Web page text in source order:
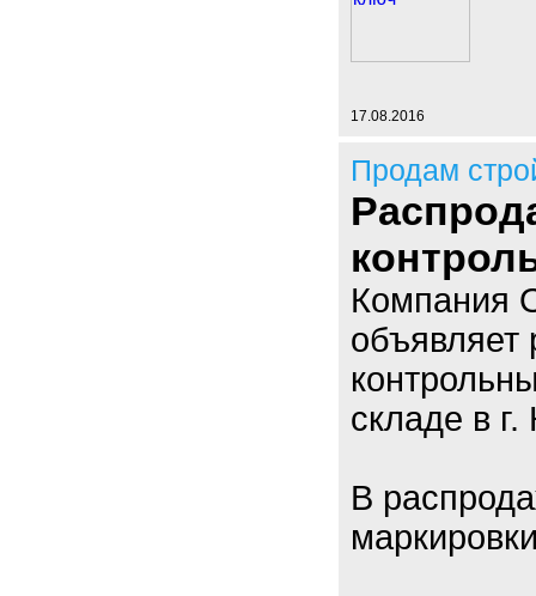
17.08.2016
Продам
Компания
объявляет
складе в
В